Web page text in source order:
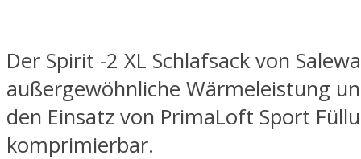
Der Spirit -2 XL Schlafsack von
außergewöhnliche Wärmeleistung
den Einsatz von PrimaLoft Sport
komprimierbar.